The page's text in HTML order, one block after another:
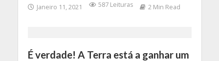
Janeiro 11, 2021 587 Leituras 2 Min Read
É verdade! A Terra está a ganhar um